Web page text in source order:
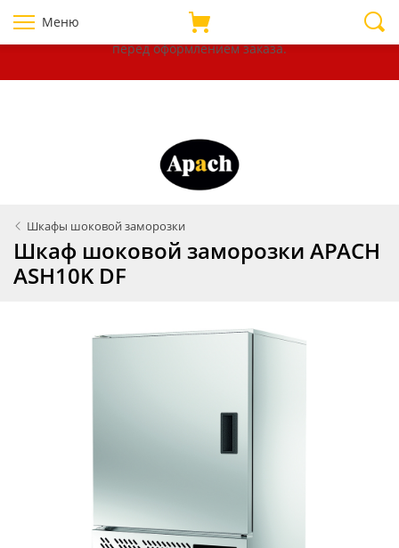
Уважаемые покупатели!
В связи с нестабильностью курсов
валют, убедительно просим уточнять цены на товары
перед оформлениемзаказа.
Меню
Шкафы шоковой заморозки
Шкаф шоковой заморозки APACH
ASH10K DF